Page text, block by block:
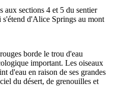
aux sections 4 et 5 du sentier
d'Alice Springs au mont
borde le trou d'eau
important. Les oiseaux
d'eau en raison de ses grandes
du désert, de grenouilles et